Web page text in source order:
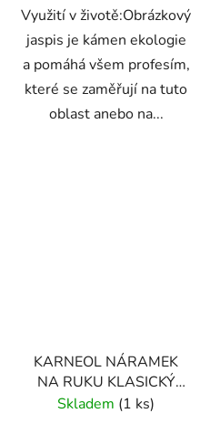
Využití v životě:Obrázkový
jaspis je kámen ekologie
a pomáhá všem profesím,
které se zaměřují na tuto
oblast anebo na...
KARNEOL NÁRAMEK
NA RUKU KLASICKÝ
(UNISEX)
Skladem (1 ks)